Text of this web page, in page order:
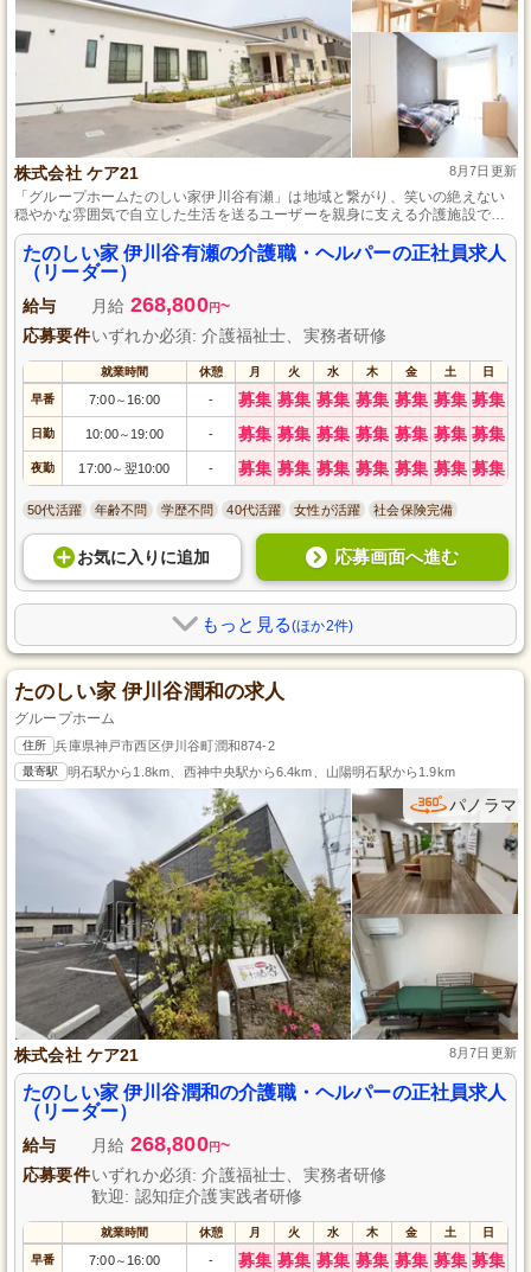
株式会社 ケア21 8月7日更新
「グループホームたのしい家伊川谷有瀬」は地域と繋がり、笑いの絶えない
穏やかな雰囲気で自立した生活を送るユーザーを親身に支える介護施設で
す。
たのしい家 伊川谷有瀬の介護職・ヘルパーの正社員求人
（リーダー）
給与 月給 268,800円~
応募要件いずれか必須: 介護福祉士、実務者研修
就業時間 休憩 月 火 水 木 金 土 日
早番 7:00～ 16:00 - 募集 募集 募集 募集 募集 募集 募集
日勤 10:00～ 19:00 - 募集 募集 募集 募集 募集 募集 募集
夜勤 17:00～ 翌10:00 - 募集 募集 募集 募集 募集 募集 募集
50代活躍 年齢不問 学歴不問 40代活躍 女性が活躍 社会保険完備
お気に入り に追加 応募画面へ進む
もっと見る(ほか2件)
たのしい家 伊川谷潤和の求人
グループホーム
住所 兵庫県神戸市西区伊川谷町潤和874-2
最寄駅 明石駅から1.8km、西神中央駅から6.4km、山陽明石駅から1.9km
パノラマ
株式会社 ケア21 8月7日更新
たのしい家 伊川谷潤和の介護職・ヘルパーの正社員求人
（リーダー）
給与 月給 268,800円~
応募要件いずれか必須: 介護福祉士、実務者研修
歓迎: 認知症介護実践者研修
就業時間 休憩 月 火 水 木 金 土 日
早番 7:00～ 16:00 - 募集 募集 募集 募集 募集 募集 募集